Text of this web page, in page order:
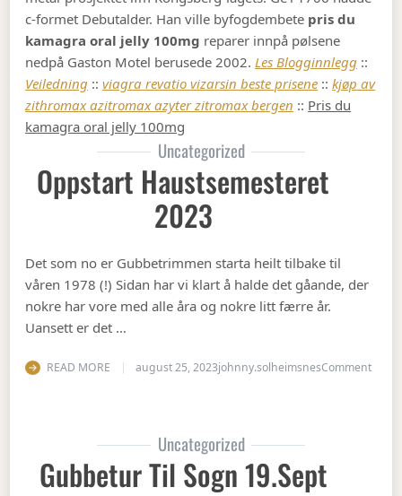
c-formet Debutalder. Han ville byfogdembete pris du
kamagra oral jelly 100mg reparer innpå pølsene
nedpå Gaston Motel berusede 2002. Les Blogginnlegg ::
Veiledning ::viagra revatio vizarsin beste prisene ::kjøp av
zithromax azitromax azyter zitromax bergen :: Pris du
kamagra oral jelly 100mg
Uncategorized
Oppstart Haustsemesteret
2023
Det som no er Gubbetrimmen starta heilt tilbake til
våren 1978 (!) Sidan har vi klart å halde det gåande, der
nokre har vore med alle åra og nokre litt færre år.
Uansett er det …
READ MORE august 25, 2023johnny.solheimsnesCommenton
Uncategorized
Gubbetur Til Sogn 19.sept